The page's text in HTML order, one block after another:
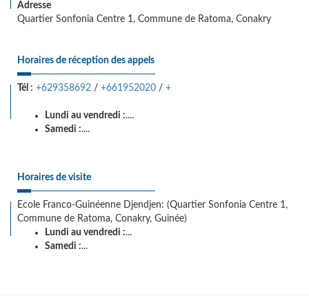
Adresse
Quartier Sonfonia Centre 1, Commune de Ratoma, Conakry
Horaires de réception des appels
Tél : +629358692 / +661952020 / +
Lundi au vendredi :....
Samedi :....
Horaires de visite
Ecole Franco-Guinéenne Djendjen: (Quartier Sonfonia Centre 1,
Commune de Ratoma, Conakry, Guinée)
Lundi au vendredi :...
Samedi :...